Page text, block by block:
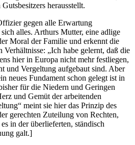
herausstellt.
gegen alle Erwartung
alles. Arthurs Mutter, eine adlige
Moral der Familie und erkennt die
„Ich habe gelernt, daß die
hier in Europa nicht mehr festliegen,
und Vergeltung aufgebaut sind. Aber
neues Fundament schon gelegt ist in
für die Niedern und Geringen
und Gemüt der arbeitenden
meint sie hier das Prinzip des
gerechten Zuteilung von Rechten,
in der überlieferten, ständisch
galt.]